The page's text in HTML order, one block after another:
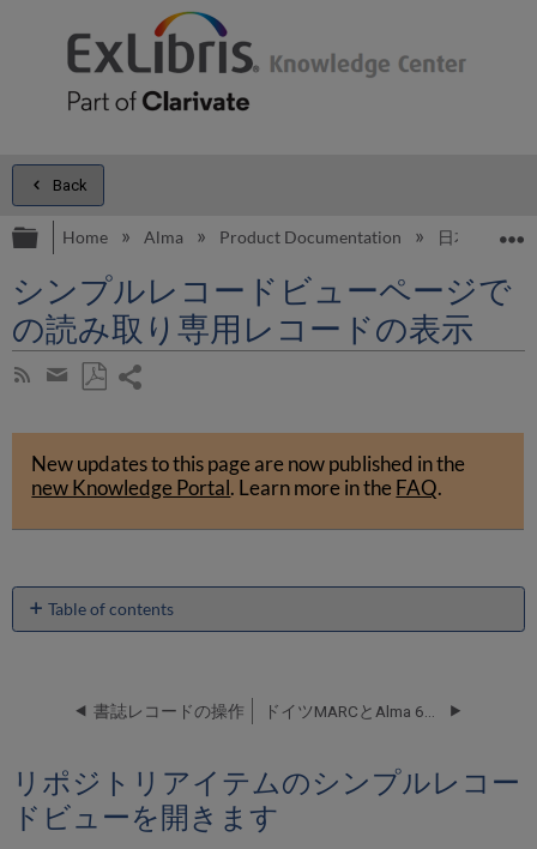
Back
Expand/collapse global hierarchy
Home Alma Product Documentation 日本語
シンプルレコードビューページで
の読み取り専用レコードの表示
Subscribe
RSS
Share
by
email
as
PDF
New updates to this page are now published in the
new Knowledge Portal. Learn more in theFAQ.
Table of contents
イ
テ
ム
書誌レコードの操作
リポジトリアイテムのシンプルレコー
ドビューを開きます